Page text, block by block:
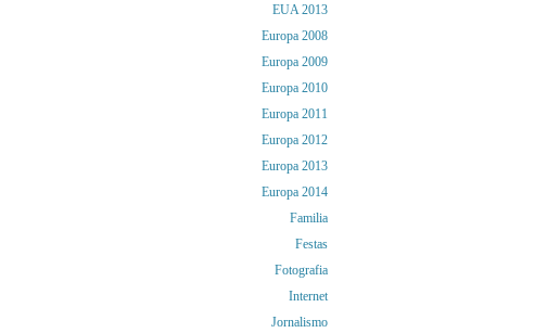
EUA 2013
Europa 2008
Europa 2009
Europa 2010
Europa 2011
Europa 2012
Europa 2013
Europa 2014
Familia
Festas
Fotografia
Internet
Jornalismo